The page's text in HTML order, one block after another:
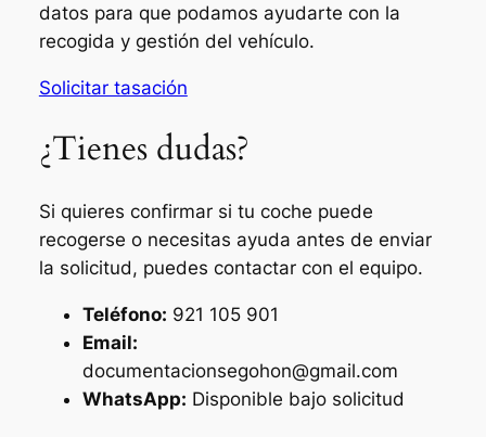
datos para que podamos ayudarte con la
recogida y gestión del vehículo.
Solicitar tasación
¿Tienes dudas?
Si quieres confirmar si tu coche puede
recogerse o necesitas ayuda antes de enviar
la solicitud, puedes contactar con el equipo.
Teléfono: 921 105 901
Email:
documentacionsegohon@gmail.com
WhatsApp: Disponible bajo solicitud